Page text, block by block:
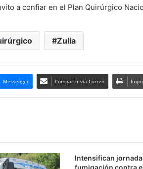
a confiar en el Plan Quirúrgico
Zulia
Messenger Compartir via Correo
Intensifican